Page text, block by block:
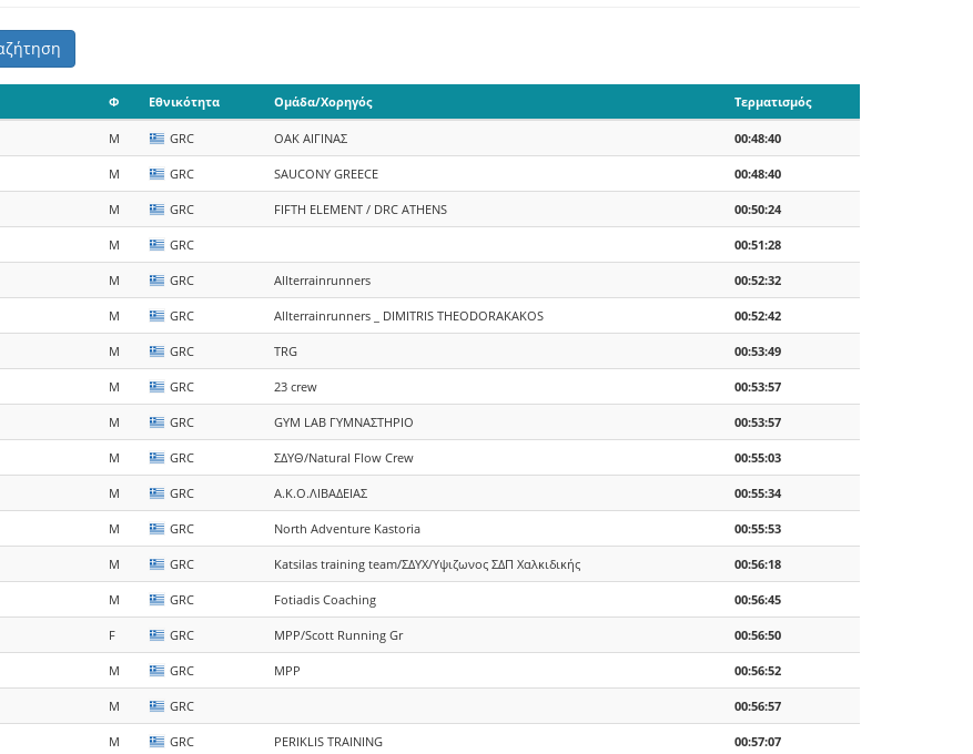
Φ Εθνικότητα Ομάδα/Χορηγός Τερματισμός
M GRC OAK ΑΙΓΙΝΑΣ 00:48:40
M GRC SAUCONY GREECE 00:48:40
M GRC FIFTH ELEMENT / DRC ATHENS 00:50:24
M GRC 00:51:28
M GRC Allterrainrunners 00:52:32
M GRC Allterrainrunners _ DIMITRIS THEODORAKAKOS 00:52:42
M GRC TRG 00:53:49
M GRC 23 crew 00:53:57
M GRC GYM LAB ΓΥΜΝΑΣΤΗΡΙΟ 00:53:57
M GRC ΣΔΥΘ/Natural Flow Crew 00:55:03
M GRC Α.Κ.Ο.ΛΙΒΑΔΕΙΑΣ 00:55:34
M GRC North Adventure Kastoria 00:55:53
M GRC Katsilas training team/ΣΔΥΧ/Υψιζωνος ΣΔΠ Χαλκιδικής 00:56:18
M GRC Fotiadis Coaching 00:56:45
F GRC MPP/Scott Running Gr 00:56:50
M GRC MPP 00:56:52
M GRC 00:56:57
M GRC PERIKLIS TRAINING 00:57:07